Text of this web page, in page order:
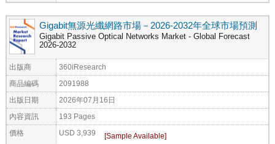
Gigabit無源光纖網路市場－2026-2032年全球市場預測
Gigabit Passive Optical Networks Market - Global Forecast
2026-2032
出版商 360iResearch
商品編碼 2091988
出版日期 2026年07月16日
內容資訊 193 Pages
價格 USD 3,939